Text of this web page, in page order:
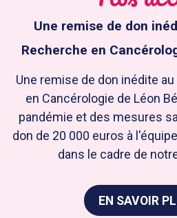
Une remise de don
Recherche en
Une remise de don inédite
en Cancérologie de Léon
pandémie et des mesures
don de 20 000 euros à
dans le cadre de
EN SAVOIR